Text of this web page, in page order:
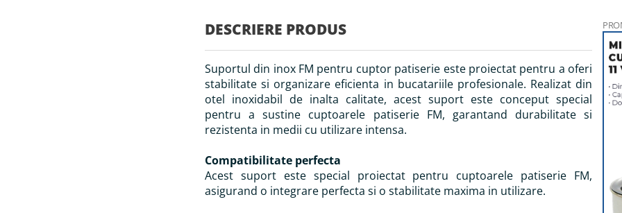
DESCRIERE PRODUS
Suportul din inox FM pentru cuptor patiserie este proiectat pentru a oferi
stabilitate si organizare eficienta in bucatariile profesionale. Realizat din
otel inoxidabil de inalta calitate, acest suport este conceput special
pentru a sustine cuptoarele patiserie FM, garantand durabilitate si
rezistenta in medii cu utilizare intensa.
Compatibilitate perfecta
Acest suport este special proiectat pentru cuptoarele patiserie FM,
asigurand o integrare perfecta si o stabilitate maxima in utilizare.